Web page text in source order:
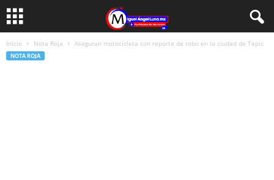
Inicio Nota Roja Aseguran motocicleta con reporte de robo en la ciudad de Tepic
NOTA ROJA